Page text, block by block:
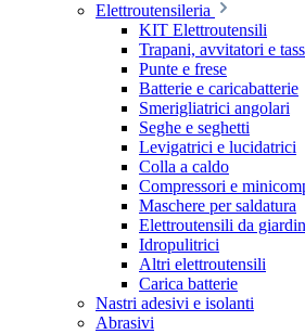
Elettroutensileria
KIT Elettroutensili
Trapani, avvitatori e
Punte e frese
Batterie e caricabatterie
Smerigliatrici angolari
Seghe e seghetti
Levigatrici e lucidatrici
Colla a caldo
Compressori e
Maschere per saldatura
Elettroutensili da
Idropulitrici
Altri elettroutensili
Carica batterie
Nastri adesivi e isolanti
Abrasivi